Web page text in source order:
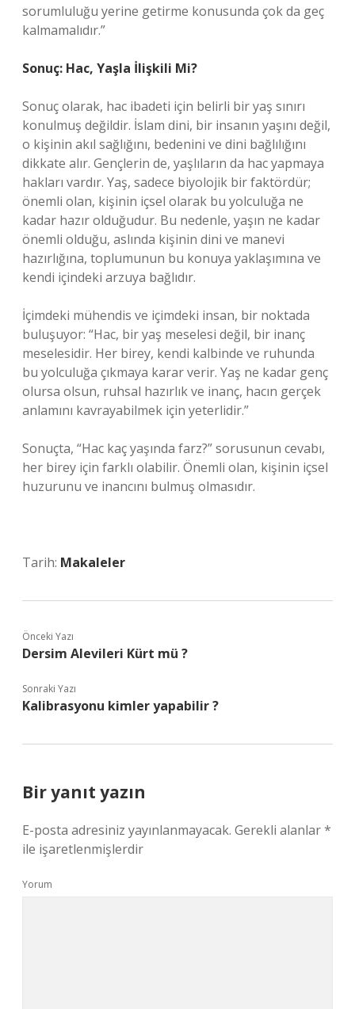
sorumluluğu yerine getirme konusunda çok da geç
kalmamalıdır.”
Sonuç: Hac, Yaşla İlişkili Mi?
Sonuç olarak, hac ibadeti için belirli bir yaş sınırı
konulmuş değildir. İslam dini, bir insanın yaşını değil,
o kişinin akıl sağlığını, bedenini ve dini bağlılığını
dikkate alır. Gençlerin de, yaşlıların da hac yapmaya
hakları vardır. Yaş, sadece biyolojik bir faktördür;
önemli olan, kişinin içsel olarak bu yolculuğa ne
kadar hazır olduğudur. Bu nedenle, yaşın ne kadar
önemli olduğu, aslında kişinin dini ve manevi
hazırlığına, toplumunun bu konuya yaklaşımına ve
kendi içindeki arzuya bağlıdır.
İçimdeki mühendis ve içimdeki insan, bir noktada
buluşuyor: “Hac, bir yaş meselesi değil, bir inanç
meselesidir. Her birey, kendi kalbinde ve ruhunda
bu yolculuğa çıkmaya karar verir. Yaş ne kadar genç
olursa olsun, ruhsal hazırlık ve inanç, hacın gerçek
anlamını kavrayabilmek için yeterlidir.”
Sonuçta, “Hac kaç yaşında farz?” sorusunun cevabı,
her birey için farklı olabilir. Önemli olan, kişinin içsel
huzurunu ve inancını bulmuş olmasıdır.
Tarih: Makaleler
Önceki Yazı
Dersim Alevileri Kürt mü ?
Sonraki Yazı
Kalibrasyonu kimler yapabilir ?
Bir yanıt yazın
E-posta adresiniz yayınlanmayacak. Gerekli alanlar*
ile işaretlenmişlerdir
Yorum